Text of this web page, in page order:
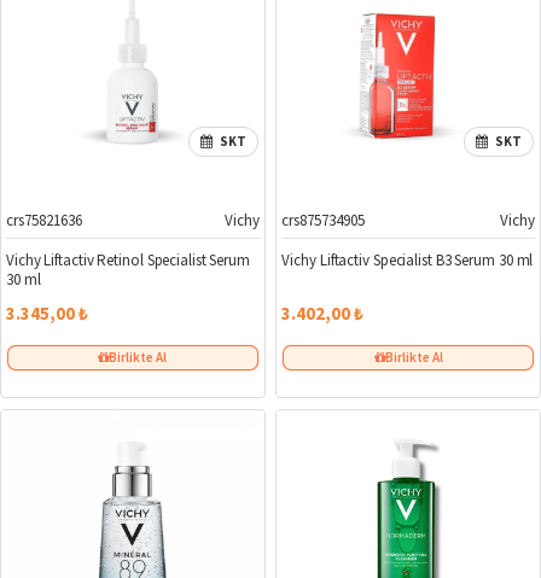
SKT
crs75821636
Vichy
Vichy Liftactiv Retinol Specialist Serum
30 ml
3.345,00 ₺
Birlikte Al
SKT
crs875734905
Vichy
Vichy Liftactiv Specialist B3 Serum 30 ml
3.402,00 ₺
Birlikte Al